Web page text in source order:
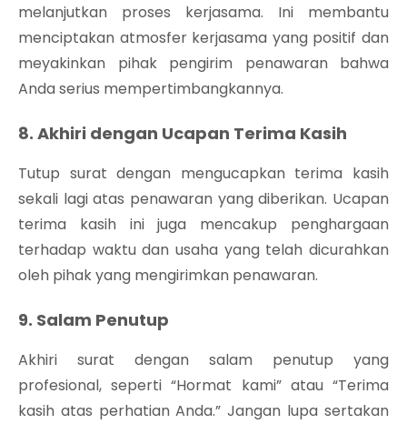
melanjutkan proses kerjasama. Ini membantu
menciptakan atmosfer kerjasama yang positif dan
meyakinkan pihak pengirim penawaran bahwa
Anda serius mempertimbangkannya.
8. Akhiri dengan Ucapan Terima Kasih
Tutup surat dengan mengucapkan terima kasih
sekali lagi atas penawaran yang diberikan. Ucapan
terima kasih ini juga mencakup penghargaan
terhadap waktu dan usaha yang telah dicurahkan
oleh pihak yang mengirimkan penawaran.
9. Salam Penutup
Akhiri surat dengan salam penutup yang
profesional, seperti “Hormat kami” atau “Terima
kasih atas perhatian Anda.” Jangan lupa sertakan